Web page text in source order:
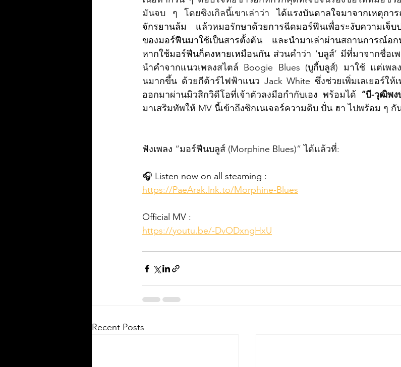
มันจบ ๆ โดยซิงเกิลนี้เขาเล่าว่า ได้แรงบันดาลใจมาจากเหตุกา
จักรยานล้ม แล้วหมอรักษาด้วยการฉีดมอร์ฟีนเพื่อระงับความเจ็
ของมอร์ฟีนมาใช้เป็นสารตั้งต้น และนำมาเล่าผ่านสถานการณ์อ
หากใช้มอร์ฟีนก็คงหายเหมือนกัน ส่วนคำว่า ‘บลูส์’ มีที่มาจากชื่อเ
นำคำจากแนวเพลงสไตล์ Boogie Blues (บูกี้บลูส์) มาใช้ แต่เพล
นมากขึ้น ด้วยกีต้าร์ไฟฟ้าแนว Jack White ซึ่งช่วยเพิ่มเลเยอร์ใ
ออกมาผ่านมิวสิกวิดีโอที่เจ้าตัวลงมือกำกับเอง พร้อมได้ “บี-วุฒิพ
มาเสริมทัพให้ MV นี้เข้าถึงซิกเนเจอร์ความดิบ ปั่น ฮา ไปพร้อม ๆ กั
ฟังเพลง “มอร์ฟีนบลูส์ (Morphine Blues)” ได้แล้วที่:
🎧 Listen now on all steaming :
https://PaeArak.lnk.to/Morphine-Blues
Official MV :
https://youtu.be/-DvODxngHxU
Recent Posts